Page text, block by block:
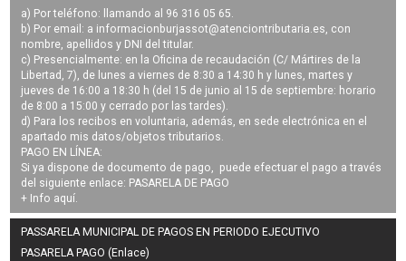
a) Por teléfono: llamando al 96 316 05 65.
b) Por email: a informacionburjassot@atenciontributaria.es, con
nombre, apellidos y DNI del titular.
c) Presencialmente: en la Oficina de recaudación (C/ Mártires de la
Libertad, 7), de lunes a viernes de 8:30 a 14:30 h y lunes, martes y
jueves de 16:00 a 18:30 h (del 15 de junio al 15 de septiembre: horario
de 8:00 a 15:00 y cerrado por las tardes).
d) Para los recibos en voluntaria, además, en sede electrónica en el
apartado mis datos/objetos tributarios.
PAGO EN LÍNEA:
Si ya dispone de documento de pago, puede efectuar el pago a través
del siguiente enlace: PASARELA DE PAGO
+ Info aquí.
PASSARELA MUNICIPAL DE PAGOS EN PERIODO EJECUTIVO
PASARELA PAGO (Enlace)